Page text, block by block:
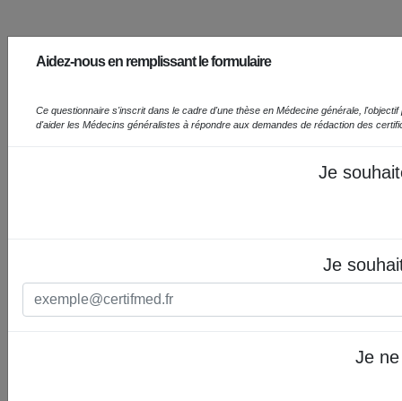
Aidez-nous en remplissant le formulaire
Ce questionnaire s'inscrit dans le cadre d'une thèse en Médecine générale,
d'aider les Médecins généralistes à répondre aux demandes de rédaction des
Je
Je
Je